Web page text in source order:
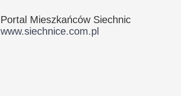
Portal Mieszkańców Siechnic
www.siechnice.com.pl